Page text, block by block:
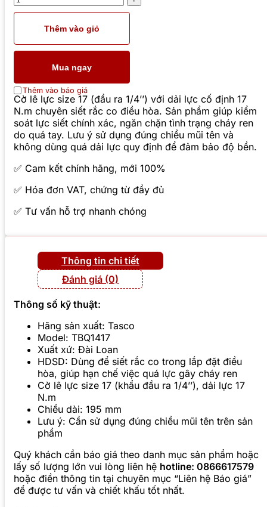
Thêm vào giỏ
Mua ngay
Thêm vào báo giá
Cờ lê lực size 17 (đầu ra 1/4’’) với dải lực cố định 17
N.m chuyên siết rắc co điều hòa. Sản phẩm giúp kiểm
soát lực siết chính xác, ngăn chặn tình trạng cháy ren
do quá tay. Lưu ý sử dụng đúng chiều mũi tên và
không dùng quá dải lực quy định để đảm bảo độ bền.
✅ Cam kết chính hãng, mới 100%
✅ Hóa đơn VAT, chứng từ đầy đủ
✅ Tư vấn hỗ trợ nhanh chóng
Thông tin chi tiết
Đánh giá (0)
Thông số kỹ thuật:
Hãng sản xuất: Tasco
Model: TBQ1417
Xuất xứ: Đài Loan
HDSD: Dùng để siết rắc co trong lắp đặt điều
hòa, giúp hạn chế việc quá lực gây cháy ren
Cờ lê lực size 17 (khẩu đầu ra 1/4’’), dải lực 17
N.m
Chiều dài: 195 mm
Lưu ý: Cần sử dụng đúng chiều mũi tên trên sản
phẩm
Quý khách cần báo giá theo danh mục sản phẩm hoặc
lấy số lượng lớn vui lòng liên hệ hotline: 0866617579
hoặc điền thông tin tại chuyên mục “Liên hệ Báo giá”
để được tư vấn và chiết khấu tốt nhất.